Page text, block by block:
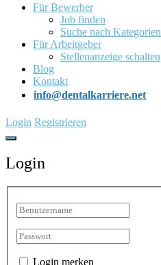
Für Bewerber
Job finden
Suche nach Kategorien
Für Arbeitgeber
Stellenanzeige schalten
Blog
Kontakt
info@dentalkarriere.net
Login Registrieren
Login
Login merken